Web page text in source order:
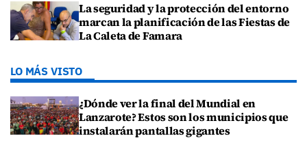
La seguridad y la protección del entorno
marcan la planificación de las Fiestas de
La Caleta de Famara
LO MÁS VISTO
¿Dónde ver la final del Mundial en
Lanzarote? Estos son los municipios que
instalarán pantallas gigantes